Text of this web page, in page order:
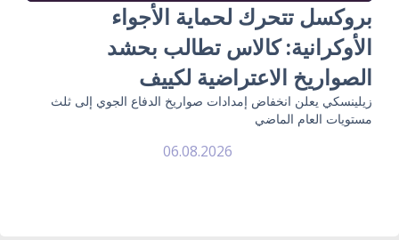
بروكسل تتحرك لحماية الأجواء
الأوكرانية: كالاس تطالب بحشد
الصواريخ الاعتراضية لكييف
زيلينسكي يعلن انخفاض إمدادات صواريخ الدفاع الجوي إلى ثلث
مستويات العام الماضي
06.08.2026